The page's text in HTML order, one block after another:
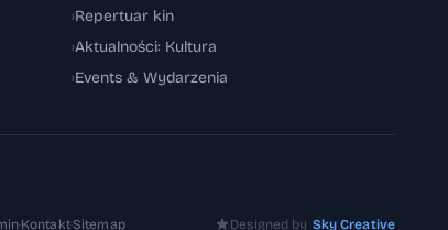
›Repertuar kin
›Aktualności: Kultura
›Events & Wydarzenia
·Kontakt·Sitemap Designed by Sky Creative